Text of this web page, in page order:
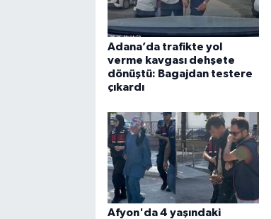
Adana’da trafikte yol
verme kavgası dehşete
dönüştü: Bagajdan testere
çıkardı
Afyon'da 4 yaşındaki